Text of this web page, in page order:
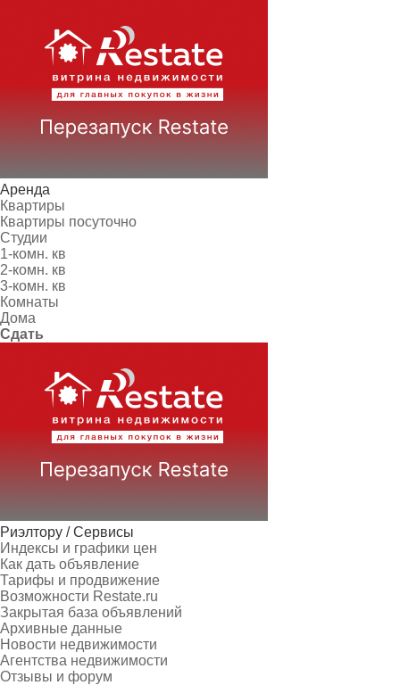
Аренда
Квартиры
Квартиры посуточно
Студии
1-комн. кв
2-комн. кв
3-комн. кв
Комнаты
Дома
Сдать
Риэлтору / Сервисы
Индексы и графики цен
Как дать объявление
Тарифы и продвижение
Возможности Restate.ru
Закрытая база объявлений
Архивные данные
Новости недвижимости
Агентства недвижимости
Отзывы и форум